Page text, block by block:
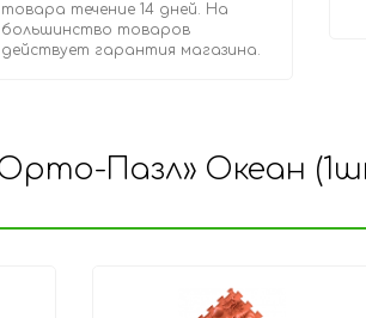
товара течение 14 дней. На
большинство товаров
действует гарантия магазина.
Пазл» Океан